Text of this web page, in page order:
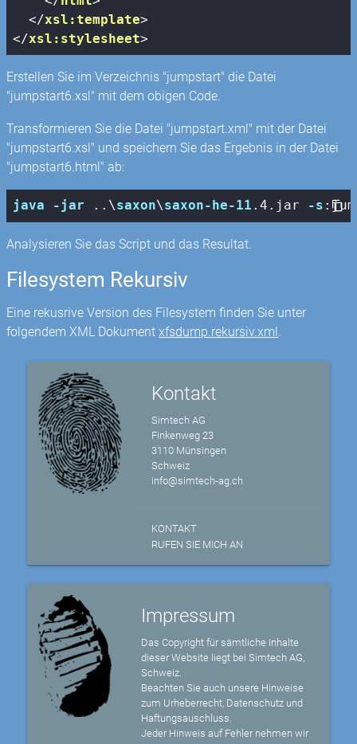
</xsl:template>
</xsl:stylesheet>
Erstellen Sie im Verzeichnis "jumpstart" die Datei
"jumpstart6.xsl" mit dem obigen Code.
Transformieren Sie die Datei "jumpstart.xml" mit der Datei
"jumpstart6.xsl" und speichern Sie das Ergebnis in der Datei
"jumpstart6.html" ab:
java -jar ..\saxon\saxon-he-11 .4 .jar -s
Analysieren Sie das Script und das Resultat.
Filesystem Rekursiv
Eine rekusrive Version des Filesystem finden Sie unter
folgendem XML Dokumentxfsdump.rekursiv.xml .
Kontakt
Simtech AG
Finkenweg 23
3110 Münsingen
Schweiz
info@simtech-ag.ch
KONTAKT
RUFEN SIE MICH AN
Impressum
Das Copyright für sämtliche Inhalte
dieser Website liegt bei Simtech AG,
Schweiz.
Beachten Sie auch unsere Hinweise
zum Urheberrecht, Datenschutz und
Haftungsauschluss.
Jeder Hinweis auf Fehler nehmen wir